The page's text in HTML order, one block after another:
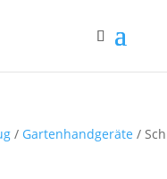
/ Gartenhandgeräte /